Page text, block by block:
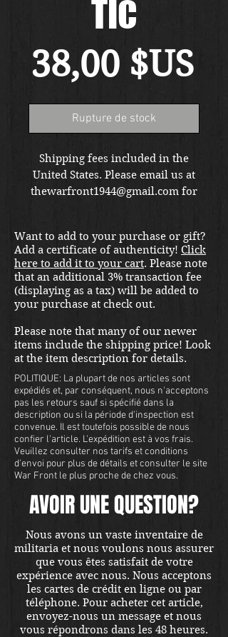
TIC
38,00 $US
Rupture de stock
Shipping fees included in the
United States. Please email us at
thewarfront1944@gmail.com for
Want to add to your purchase or gift?
Add a certificate of authenticity! Click
here to add it to your cart. Please note
that an additional 3% transaction fee
(displaying as a tax) will be added to
your purchase at check out.
Please note that many of our newer
items include the shipping price! Look
at the item description for details.
POLITIQUE: La plupart de nos articles sont
expédiés et, par conséquent, nous n'acceptons
pas les retours sauf si spécifié dans la
description ou si la période d'inspection est
convenue. Il est toutefois possible de nous
confier l'article. L'expédition est à vos frais.
Veuillez consulter nos tarifs et conditions
d'envoi pour plus de détails et consulter le site
War Front le plus proche de chez vous.
AVOIR UNE QUESTION?
Nous avons un vaste inventaire de
militaria et nous voulons nous assurer
que vous êtes satisfait de votre
expérience avec nous. Nous acceptons
les cartes de crédit en ligne ou par
téléphone. Pour acheter cet article,
envoyez-nous un message et nous
vous répondrons dans les 48 heures.